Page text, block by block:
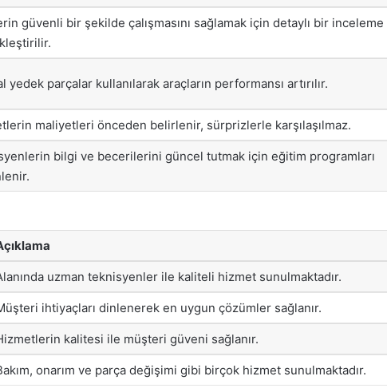
güvenli bir şekilde çalışmasını sağlamak için detaylı bir inceleme
yedek parçalar kullanılarak araçların performansı artırılır.
maliyetleri önceden belirlenir, sürprizlerle karşılaşılmaz.
bilgi ve becerilerini güncel tutmak için eğitim programları
uzman teknisyenler ile kaliteli hizmet sunulmaktadır.
ihtiyaçları dinlenerek en uygun çözümler sağlanır.
kalitesi ile müşteri güveni sağlanır.
onarım ve parça değişimi gibi birçok hizmet sunulmaktadır.